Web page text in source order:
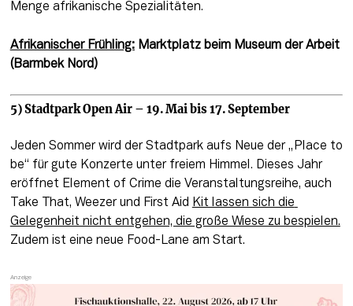
Menge afrikanische Spezialitäten.
Afrikanischer Frühling: Marktplatz beim Museum der Arbeit
(Barmbek Nord)
5) Stadtpark Open Air – 19. Mai bis 17. September
Jeden Sommer wird der Stadtpark aufs Neue der „Place to
be“ für gute Konzerte unter freiem Himmel. Dieses Jahr
eröffnet Element of Crime die Veranstaltungsreihe, auch
Take That, Weezer und First Aid
Kit lassen sich die
Gelegenheit nicht entgehen, die große Wiese zu bespielen.
Zudem ist eine neue Food-Lane am Start.